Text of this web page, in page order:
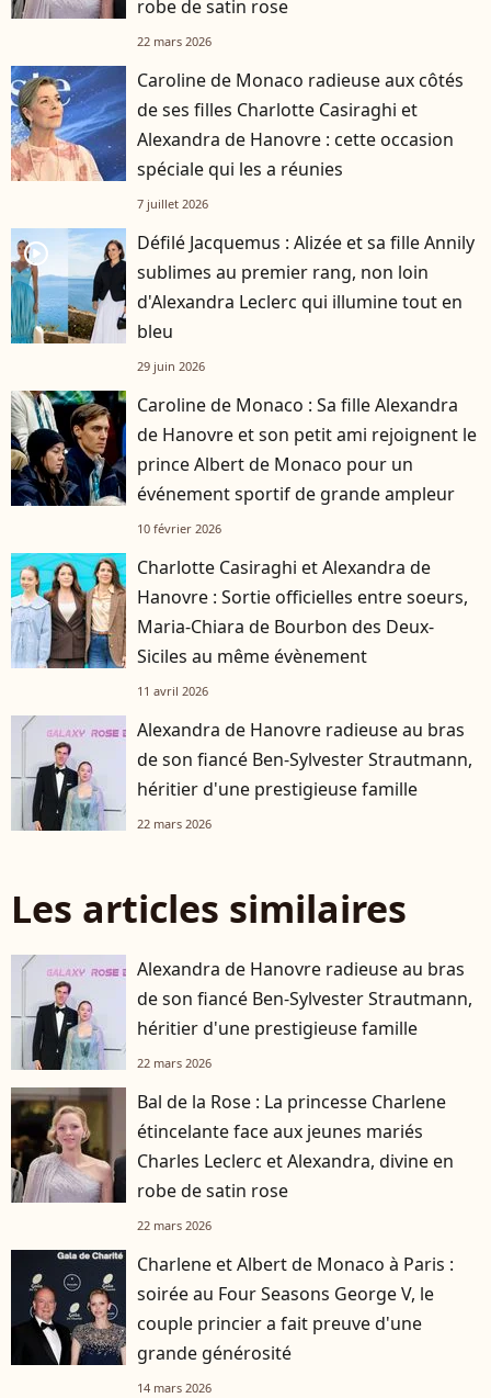
robe de satin rose
22 mars 2026
Caroline de Monaco radieuse aux côtés
de ses filles Charlotte Casiraghi et
Alexandra de Hanovre : cette occasion
spéciale qui les a réunies
7 juillet 2026
player2
Défilé Jacquemus : Alizée et sa fille Annily
sublimes au premier rang, non loin
d'Alexandra Leclerc qui illumine tout en
bleu
29 juin 2026
Caroline de Monaco : Sa fille Alexandra
de Hanovre et son petit ami rejoignent le
prince Albert de Monaco pour un
événement sportif de grande ampleur
10 février 2026
Charlotte Casiraghi et Alexandra de
Hanovre : Sortie officielles entre soeurs,
Maria-Chiara de Bourbon des Deux-
Siciles au même évènement
11 avril 2026
Alexandra de Hanovre radieuse au bras
de son fiancé Ben-Sylvester Strautmann,
héritier d'une prestigieuse famille
22 mars 2026
Les articles similaires
Alexandra de Hanovre radieuse au bras
de son fiancé Ben-Sylvester Strautmann,
héritier d'une prestigieuse famille
22 mars 2026
Bal de la Rose : La princesse Charlene
étincelante face aux jeunes mariés
Charles Leclerc et Alexandra, divine en
robe de satin rose
22 mars 2026
Charlene et Albert de Monaco à Paris :
soirée au Four Seasons George V, le
couple princier a fait preuve d'une
grande générosité
14 mars 2026